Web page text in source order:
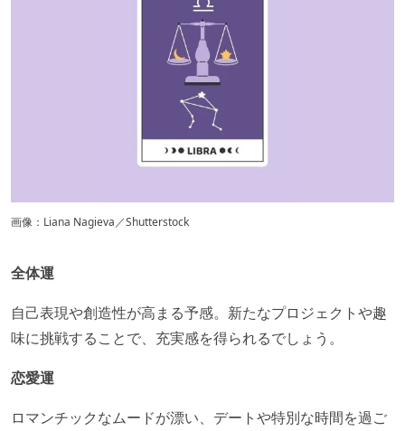
画像：Liana Nagieva／Shutterstock
全体運
自己表現や創造性が高まる予感。新たなプロジェクトや趣
味に挑戦することで、充実感を得られるでしょう。​
恋愛運
ロマンチックなムードが漂い、デートや特別な時間を過ご